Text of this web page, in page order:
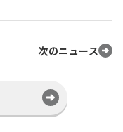
次のニュース